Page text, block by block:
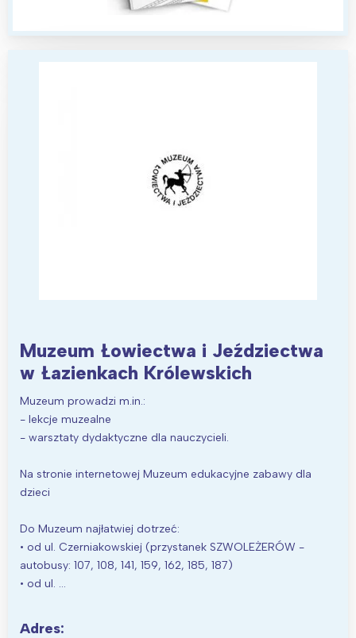
Muzeum Łowiectwa i Jeździectwa
w Łazienkach Królewskich
Muzeum prowadzi m.in.:
- lekcje muzealne
- warsztaty dydaktyczne dla nauczycieli.
Na stronie internetowej Muzeum edukacyjne zabawy dla
dzieci
Do Muzeum najłatwiej dotrzeć:
• od ul. Czerniakowskiej (przystanek SZWOLEŻERÓW -
autobusy: 107, 108, 141, 159, 162, 185, 187)
• od ul. …
Adres:
Północ